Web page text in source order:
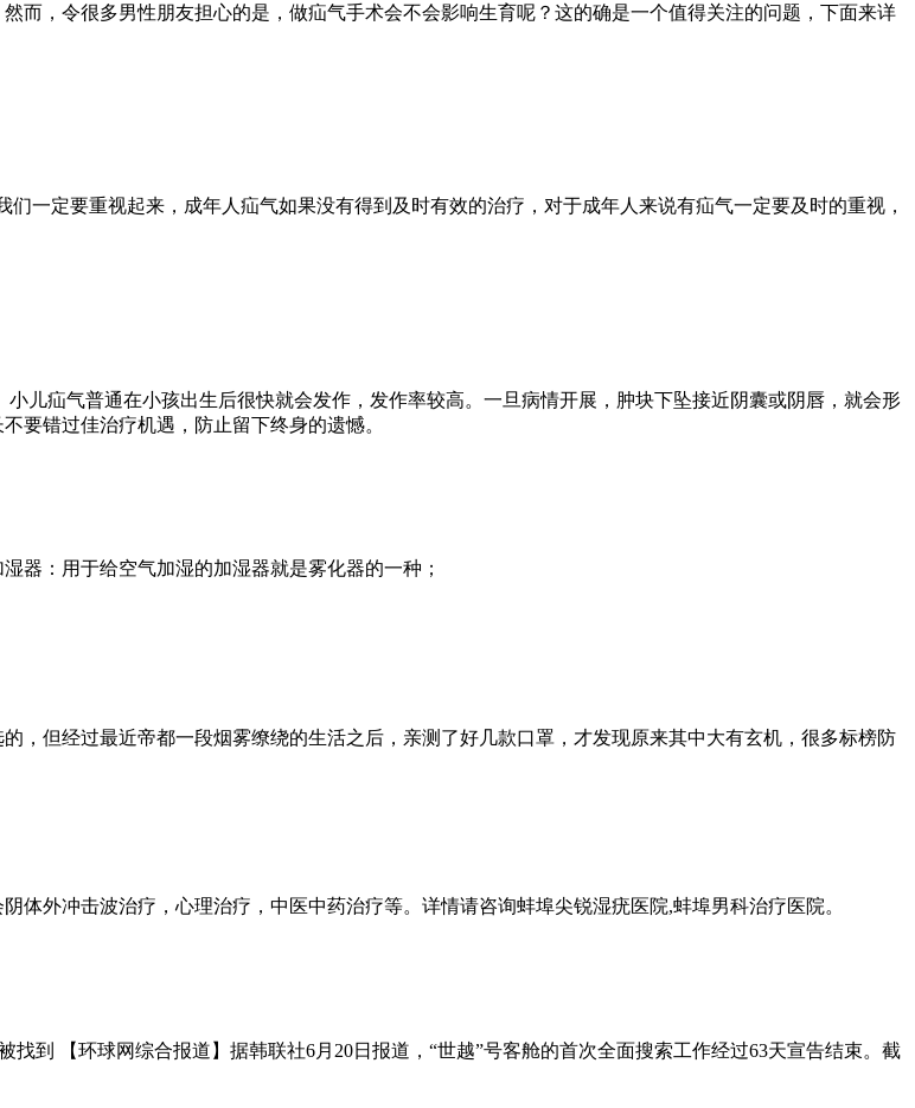
而，令很多男性朋友担心的是，做疝气手术会不会影响生育呢？这的确是一个值得关注的问题，下面来详
一定要重视起来，成年人疝气如果没有得到及时有效的治疗，对于成年人来说有疝气一定要及时的重视，
儿疝气普通在小孩出生后很快就会发作，发作率较高。一旦病情开展，肿块下坠接近阴囊或阴唇，就会形
要错过佳治疗机遇，防止留下终身的遗憾。
器：用于给空气加湿的加湿器就是雾化器的一种；
，但经过最近帝都一段烟雾缭绕的生活之后，亲测了好几款口罩，才发现原来其中大有玄机，很多标榜防
体外冲击波治疗，心理治疗，中医中药治疗等。详情请咨询蚌埠尖锐湿疣医院,蚌埠男科治疗医院。
到 【环球网综合报道】据韩联社6月20日报道，“世越”号客舱的首次全面搜索工作经过63天宣告结束。截